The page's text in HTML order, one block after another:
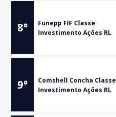
8°
Funepp FIF Classe
Investimento Ações RL
9°
Comshell Concha Classe
Investimento Ações RL